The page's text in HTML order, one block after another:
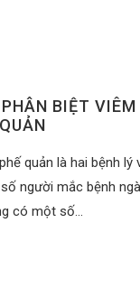
BIỆT VIÊM
quản là hai bệnh lý
người mắc bệnh
có một số…